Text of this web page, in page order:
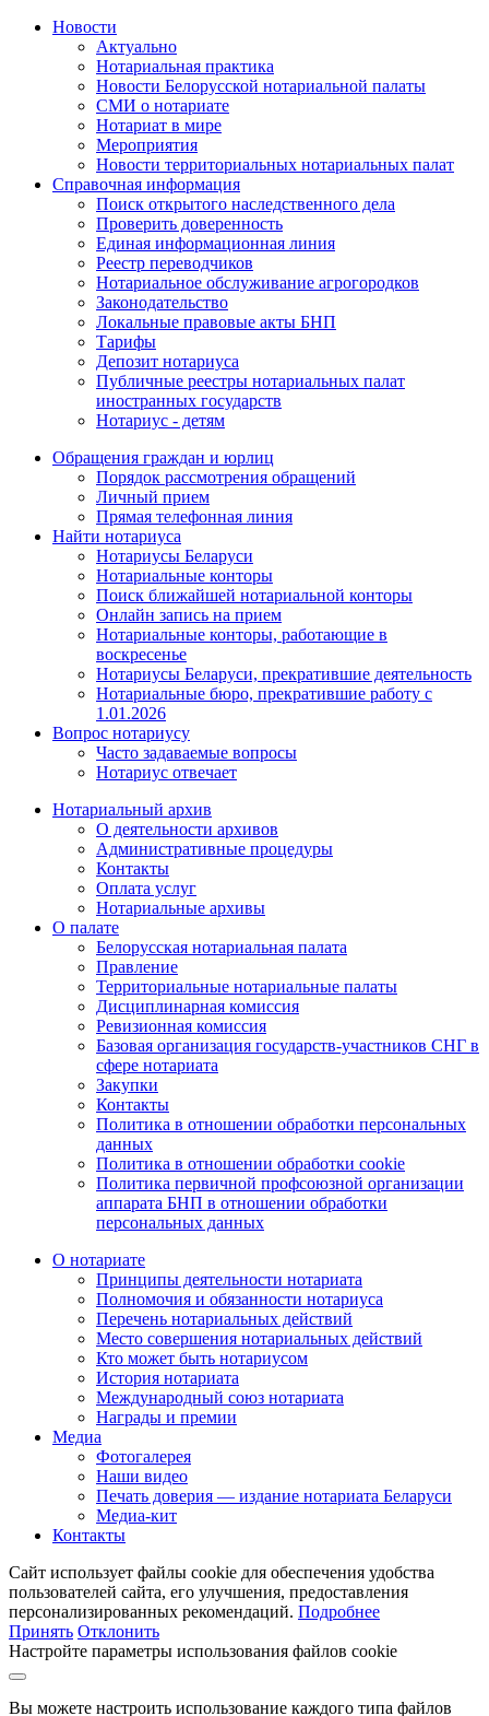
Новости
Актуально
Нотариальная практика
Новости Белорусской нотариальной палаты
СМИ о нотариате
Нотариат в мире
Мероприятия
Новости территориальных нотариальных палат
Справочная информация
Поиск открытого наследственного дела
Проверить доверенность
Единая информационная линия
Реестр переводчиков
Нотариальное обслуживание агрогородков
Законодательство
Локальные правовые акты БНП
Тарифы
Депозит нотариуса
Публичные реестры нотариальных палат
иностранных государств
Нотариус - детям
Обращения граждан и юрлиц
Порядок рассмотрения обращений
Личный прием
Прямая телефонная линия
Найти нотариуса
Нотариусы Беларуси
Нотариальные конторы
Поиск ближайшей нотариальной конторы
Онлайн запись на прием
Нотариальные конторы, работающие в
воскресенье
Нотариусы Беларуси, прекратившие деятельность
Нотариальные бюро, прекратившие работу с
1.01.2026
Вопрос нотариусу
Часто задаваемые вопросы
Нотариус отвечает
Нотариальный архив
О деятельности архивов
Административные процедуры
Контакты
Оплата услуг
Нотариальные архивы
О палате
Белорусская нотариальная палата
Правление
Территориальные нотариальные палаты
Дисциплинарная комиссия
Ревизионная комиссия
Базовая организация государств-участников СНГ в
сфере нотариата
Закупки
Контакты
Политика в отношении обработки персональных
данных
Политика в отношении обработки cookie
Политика первичной профсоюзной организации
аппарата БНП в отношении обработки
персональных данных
О нотариате
Принципы деятельности нотариата
Полномочия и обязанности нотариуса
Перечень нотариальных действий
Место совершения нотариальных действий
Кто может быть нотариусом
История нотариата
Международный союз нотариата
Награды и премии
Медиа
Фотогалерея
Наши видео
Печать доверия — издание нотариата Беларуси
Медиа-кит
Контакты
Сайт использует файлы cookie для обеспечения удобства
пользователей сайта, его улучшения, предоставления
персонализированных рекомендаций. Подробнее
Принять Отклонить
Настройте параметры использования файлов cookie
Вы можете настроить использование каждого типа файлов